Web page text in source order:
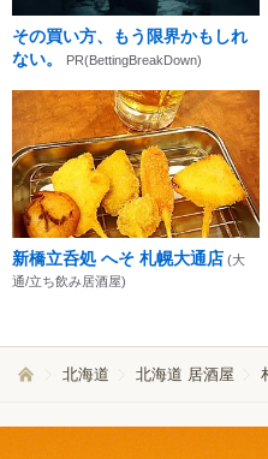
その買い方、もう限界かもしれ
ない。
PR(BettingBreakDown)
新橋立呑処 へそ 札幌大通店 (大
通/立ち飲み居酒屋)
北海道 北海道 居酒屋